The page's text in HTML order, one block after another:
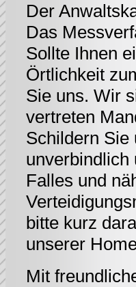
Der
Das
Sollte Ihnen
Örtlichkeit
Sie uns. Wir
vertreten
Schildern Sie
unverbindlich
Falles und
bitte kurz
unserer
Mit